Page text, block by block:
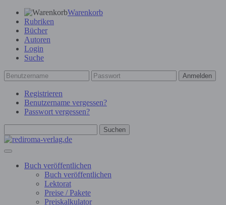
Warenkorb
Rubriken
Bücher
Autoren
Login
Suche
Anmelden
Registrieren
Benutzername vergessen?
Passwort vergessen?
Suchen
Buch veröffentlichen
Buch veröffentlichen
Lektorat
Preise / Pakete
Preiskalkulator